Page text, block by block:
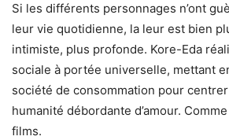
Si les différents personnages n’ont
leur vie quotidienne, la leur est bien
intimiste, plus profonde. Kore-Eda
sociale à portée universelle, mettant
société de consommation pour
humanité débordante d’amour.
films.